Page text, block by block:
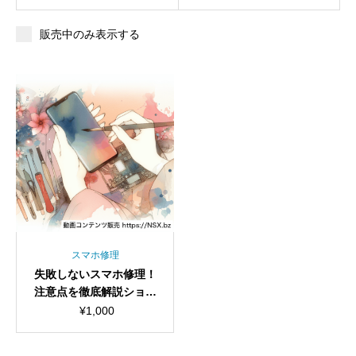
販売中のみ表示する
スマホ修理
失敗しないスマホ修理！
注意点を徹底解説ショー
ト動画セット
¥1,000